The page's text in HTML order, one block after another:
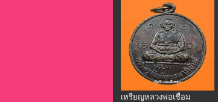
เหรียญหลวงพ่อเชื่อม